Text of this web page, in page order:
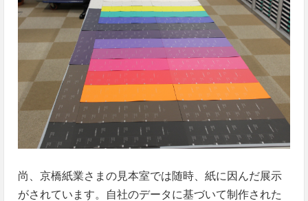
尚、京橋紙業さまの見本室では随時、紙に因んだ展示
がされています。自社のデータに基づいて制作された